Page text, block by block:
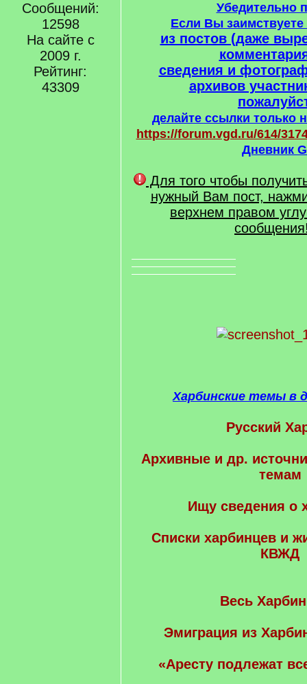
Сообщений:
12598
На сайте с
2009 г.
Рейтинг:
43309
Убедительно
Если Вы
из постов (даже
сведения и
архивов
делайте ссылки только
https://forum.vgd.ru/614/
Дневник
Для того чтобы
нужный Вам пост,
верхнем правом
Харбинские темы в
Русский
Архивные и др.
темам
Ищу сведения о
Cписки харбинцев и
КВЖД
Весь
Эмиграция из
«Аресту подлежат